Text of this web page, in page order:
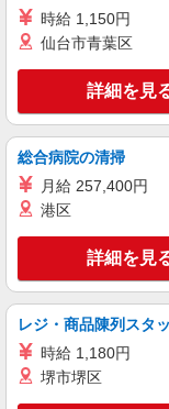
キープ
派遣社員
株式会社テクノ・サ
キープ
派遣社員
株式会社テクノ・サー
時給 1,150円
仙台市青葉区
詳細を見
総合病院の清掃
月給 257,400円
港区
詳細を見
レジ・商品陳列スタ
時給 1,180円
堺市堺区